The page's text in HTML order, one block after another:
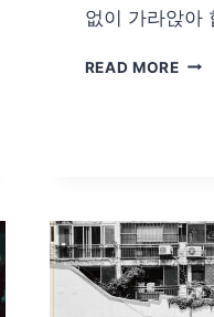
없이 가라앉아
READ MORE
실
존
의
추